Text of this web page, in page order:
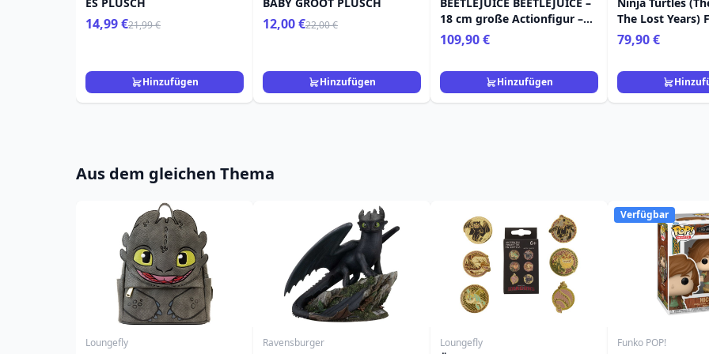
14,99 €21,99 €
Hinzufügen
12,00 €22,00 €
Hinzufügen
18 cm große Actionfigur –
Ultimatives „MATADOR“-
BEETLEJUICE- UND
109,90 €
Hinzufügen
The Lost Years)
Grammy April
Moja 18 cm
79,90 €
Aus dem gleichen Thema
Loungefly Ravensburger Loungefly
Verfügbar
Funko POP!